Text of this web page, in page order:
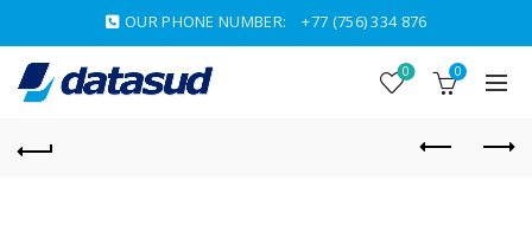
OUR PHONE NUMBER: +77 (756) 334 876
0 0